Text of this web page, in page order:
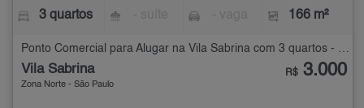
3 quartos 166 m²
Ponto Comercial para Alugar na Vila Sabrina com 3 quartos - 166 m²
Vila Sabrina
Zona Norte - São Paulo
R$ 3.000